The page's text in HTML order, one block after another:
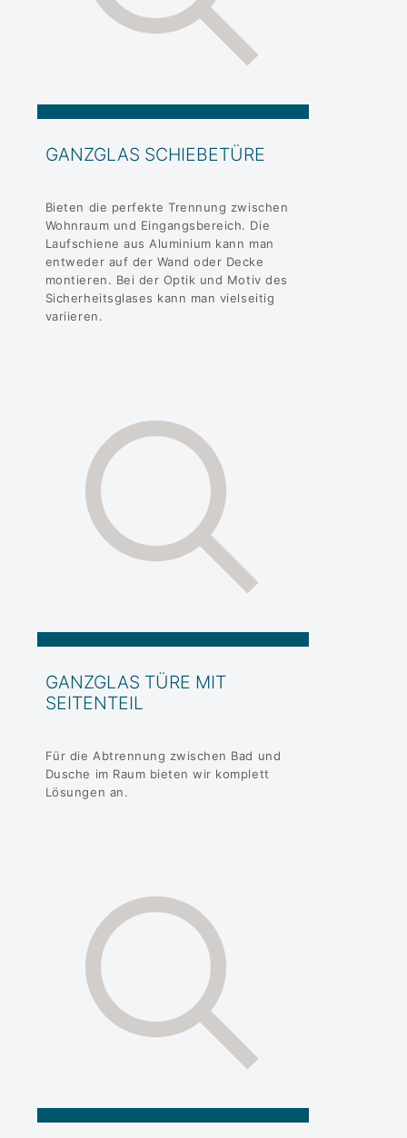
GANZGLAS SCHIEBETÜRE
Bieten die perfekte Trennung zwischen
Wohnraum und Eingangsbereich. Die
Laufschiene aus Aluminium kann man
entweder auf der Wand oder Decke
montieren. Bei der Optik und Motiv des
Sicherheitsglases kann man vielseitig
variieren.
GANZGLAS TÜRE MIT
SEITENTEIL
Für die Abtrennung zwischen Bad und
Dusche im Raum bieten wir komplett
Lösungen an.